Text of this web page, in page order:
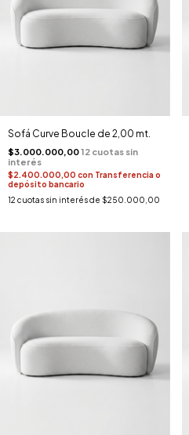
Sofá Curve Boucle de 2,00 mt.
$3.000.000,00
$2.400.000,00 con Transferencia o
depósito bancario
12 cuotas sin interés de $250.000,00